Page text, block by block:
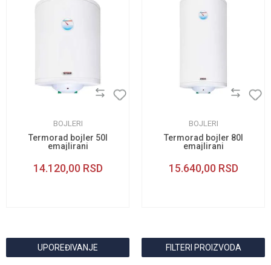
BOJLERI
Termorad bojler 50l
emajlirani
14.120,00 RSD
BOJLERI
Termorad bojler 80l
emajlirani
15.640,00 RSD
UPOREĐIVANJE FILTERI PROIZVODA